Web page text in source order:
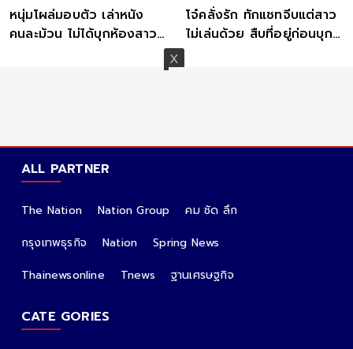
หนุ่มโผล่มอบตัว เล่าหนัง
คนละม้วน ไม่ได้บุกห้องสาว
โจ๋คลั่งรัก ทักแชทจีบแต่สาว
ไม่เล่นด้วย สืบที่อยู่ก่อนบุก
ALL PARTNER
The Nation Nation Group
คม ชัด ลึก
กรุงเทพธุรกิจ
Nation
Spring News
Thainewsonline
Tnews ฐานเศรษฐกิจ
CATE GORIES